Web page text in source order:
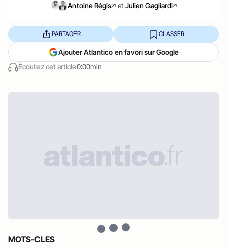
Antoine Régis et Julien Gagliardi
Écoutez cet article0:00min
PARTAGER CLASSER
Ajouter Atlantico en favori sur Google
MOTS-CLES